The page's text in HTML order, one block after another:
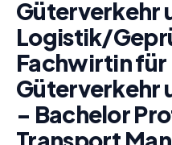
Güterverkehr
Logistik/
Fachwirtin für
Güterverkehr
- Bachelor